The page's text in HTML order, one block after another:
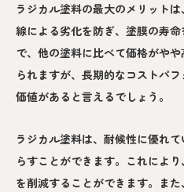
ラジカル塗料の最大のメリット
線による劣化を防ぎ、塗膜の寿
で、他の塗料に比べて価格がや
られますが、長期的なコストパ
価値があると言えるでしょう。
ラジカル塗料は、耐候性に優れ
らすことができます。これによ
を削減することができます。ま